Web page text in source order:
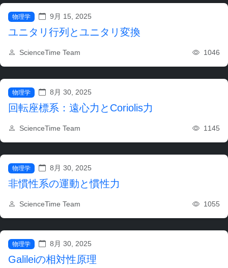
物理学 9月 15, 2025
ユニタリ行列とユニタリ変換
ScienceTime Team 1046
物理学 8月 30, 2025
回転座標系：遠心力とCoriolis力
ScienceTime Team 1145
物理学 8月 30, 2025
非慣性系の運動と慣性力
ScienceTime Team 1055
物理学 8月 30, 2025
Galileiの相対性原理